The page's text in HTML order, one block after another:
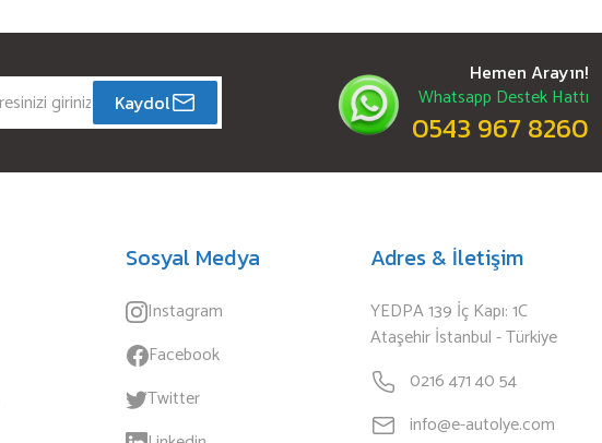
Kaydol
Hemen Arayın!
Whatsapp Destek Hattı
0543 967 8260
Sosyal Medya
Instagram
Facebook
Twitter
Adres & İletişim
YEDPA 139 İç Kapı: 1C
Ataşehir İstanbul - Türkiye
0216 471 40 54
info@e-autolye.com